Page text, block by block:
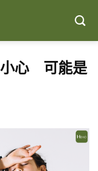
小心 可能是